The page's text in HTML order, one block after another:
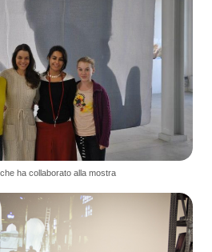
ha collaborato alla mostra